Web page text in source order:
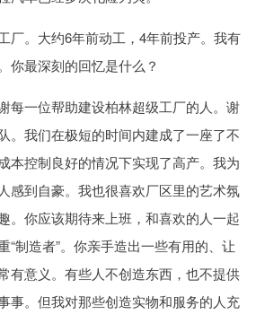
厂。大约6年前动工，4年前投产。我有
你最深刻的回忆是什么？
每一位帮助建设柏林超级工厂的人。谢
。我们在极短的时间内建成了一座了不
本控制良好的情况下实现了高产。我为
感到自豪。我也很喜欢厂区里的艺术氛
。你应该期待来上班，和喜欢的人一起
“制造者”。你亲手造出一些有用的、让
有意义。有些人不创造东西，也不提供
事。但我对那些创造实物和服务的人充